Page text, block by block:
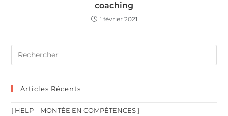
coaching
1 février 2021
Articles Récents
[ HELP – MONTÉE EN COMPÉTENCES ]